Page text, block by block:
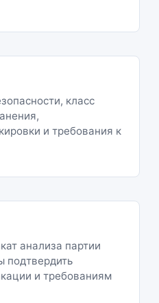
класс
и требования к
анализа партии
подтвердить
и требованиям